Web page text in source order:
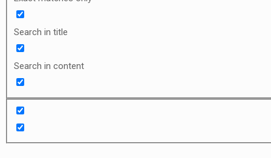
Search in title
Search in content